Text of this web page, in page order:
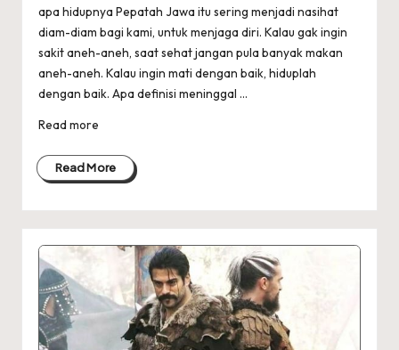
apa hidupnya Pepatah Jawa itu sering menjadi nasihat
diam-diam bagi kami, untuk menjaga diri. Kalau gak ingin
sakit aneh-aneh, saat sehat jangan pula banyak makan
aneh-aneh. Kalau ingin mati dengan baik, hiduplah
dengan baik. Apa definisi meninggal ...
Read more
Read More